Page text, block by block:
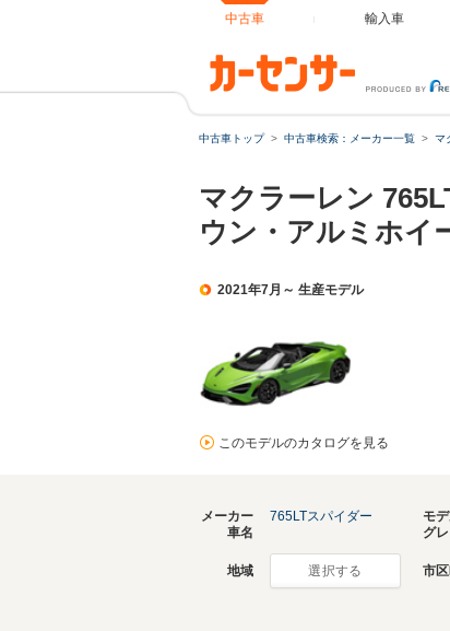
中古車 輸入車
中古車トップ 中古車検索：メーカー一覧 マ
マクラーレン
ウン・アルミホイ
2021年7月～ 生産モデル
このモデルのカタログを見る
メーカー
車名
765LTスパイダー
モデ
グ
地域 選択する 市